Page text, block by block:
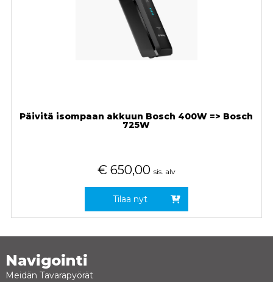
Päivitä isompaan akkuun Bosch 400W => Bosch
725W
€ 650,00 sis. alv
Tilaa nyt
Navigointi
Meidän Tavarapyörät